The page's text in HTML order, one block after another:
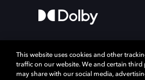
This website uses cookies and other
traffic on our website. We and certain
may share with our social media,